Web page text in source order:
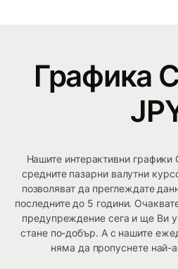
Графика
Нашите интерактивни графики
средните пазарни валутни
позволяват да преглеждате
последните до 5 години.
предупреждение сега и ще Ви
стане по-добър. А с нашите
няма да пропуснете най-